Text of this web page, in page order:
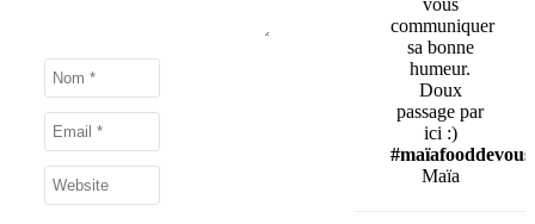
vous
communiquer
sa bonne
humeur.
Doux
passage par
ici :)
#maïafooddevous
Maïa